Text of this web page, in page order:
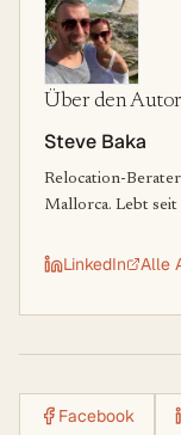
Über den Autor
Steve Baka
Relocation-
Mallorca. Lebt
LinkedIn Alle
Facebook